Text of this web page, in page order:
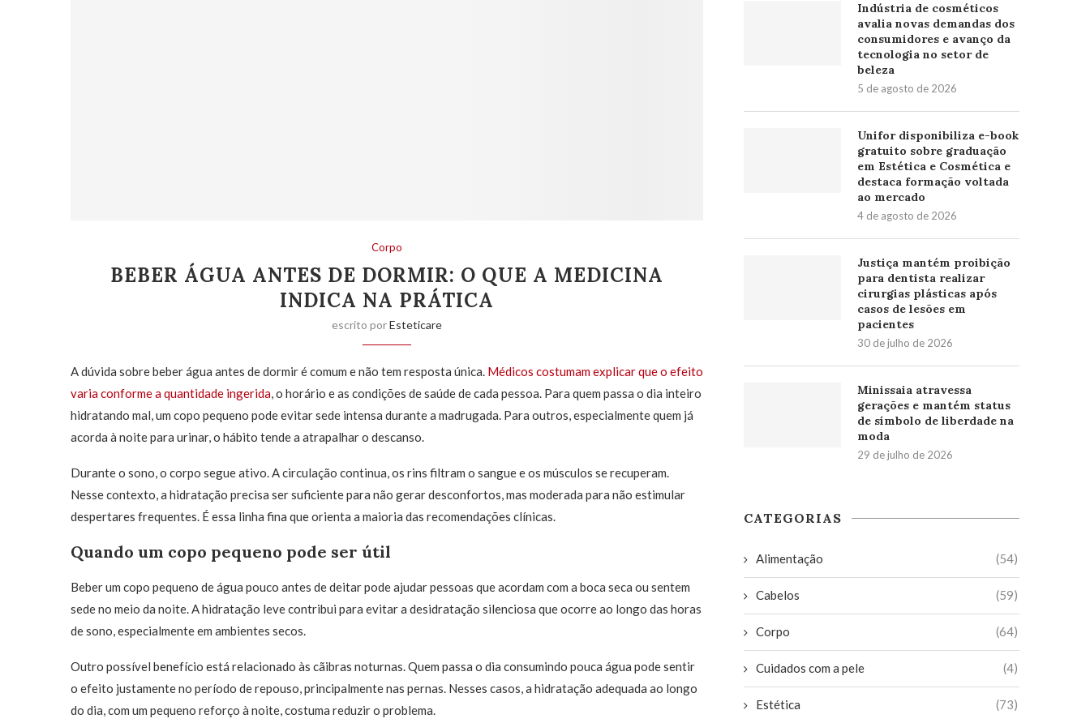
Corpo
BEBER ÁGUA ANTES DE DORMIR: O QUE A MEDICINA
INDICA NA PRÁTICA
escrito porEsteticare
A dúvida sobre beber água antes de dormir é comum e não tem resposta única. Médicos costumam explicar que o efeito
varia conforme a quantidade ingerida, o horário e as condições de saúde de cada pessoa. Para quem passa o dia inteiro
hidratando mal, um copo pequeno pode evitar sede intensa durante a madrugada. Para outros, especialmente quem já
acorda à noite para urinar, o hábito tende a atrapalhar o descanso.
Durante o sono, o corpo segue ativo. A circulação continua, os rins filtram o sangue e os músculos se recuperam.
Nesse contexto, a hidratação precisa ser suficiente para não gerar desconfortos, mas moderada para não estimular
despertares frequentes. É essa linha fina que orienta a maioria das recomendações clínicas.
Quando um copo pequeno pode ser útil
Beber um copo pequeno de água pouco antes de deitar pode ajudar pessoas que acordam com a boca seca ou sentem
sede no meio da noite. A hidratação leve contribui para evitar a desidratação silenciosa que ocorre ao longo das horas
de sono, especialmente em ambientes secos.
Outro possível benefício está relacionado às cãibras noturnas. Quem passa o dia consumindo pouca água pode sentir
o efeito justamente no período de repouso, principalmente nas pernas. Nesses casos, a hidratação adequada ao longo
do dia, com um pequeno reforço à noite, costuma reduzir o problema.
Indústria de cosméticos
avalia novas demandas dos
consumidores e avanço da
tecnologia no setor de
beleza
5 de agosto de 2026
Unifor disponibiliza e-book
gratuito sobre graduação
em Estética e Cosmética e
destaca formação voltada
ao mercado
4 de agosto de 2026
Justiça mantém proibição
para dentista realizar
cirurgias plásticas após
casos de lesões em
pacientes
30 de julho de 2026
Minissaia atravessa
gerações e mantém status
de símbolo de liberdade na
moda
29 de julho de 2026
CATEGORIAS
Alimentação (54)
Cabelos (59)
Corpo (64)
Cuidados com a pele (4)
Estética (73)